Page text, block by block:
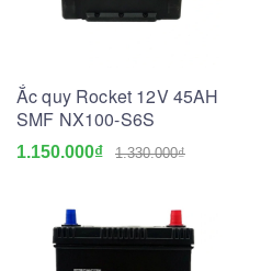
Ắc quy Rocket 12V 45AH
SMF NX100-S6S
1.150.000₫ 1.330.000₫